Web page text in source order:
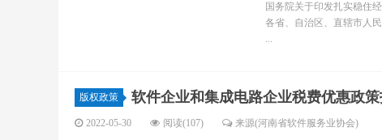
国务院关于印发扎实稳住
各省、自治区、直辖市人
...
版权政策 软件企业和集成电路企业税费优惠政策
2022-05-30 阅读(107) 来源(河南省软件服务业协会)